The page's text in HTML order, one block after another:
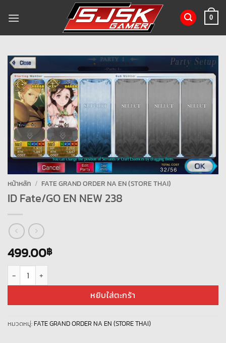
0
หน้าหลัก / FATE GRAND ORDER NA EN (STORE THAI)
ID Fate/GO EN NEW 238
499.00฿
จำนวน ID Fate/GO EN NEW 238 ชิ้น
หยิบใส่ตะกร้า
หมวดหมู่: FATE GRAND ORDER NA EN (STORE THAI)